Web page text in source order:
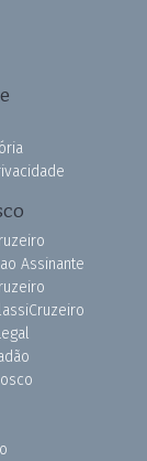
Assinante